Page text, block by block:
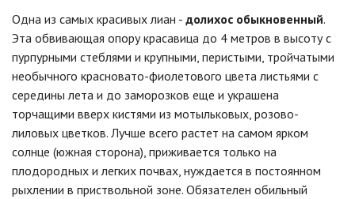
Одна из самых красивых лиан - долихос обыкновенный.
Эта обвивающая опору красавица до 4 метров в высоту с
пурпурными стеблями и крупными, перистыми, тройчатыми
необычного красновато-фиолетового цвета листьями с
середины лета и до заморозков еще и украшена
торчащими вверх кистями из мотыльковых, розово-
лиловых цветков. Лучше всего растет на самом ярком
солнце (южная сторона), приживается только на
плодородных и легких почвах, нуждается в постоянном
рыхлении в приствольной зоне. Обязателен обильный